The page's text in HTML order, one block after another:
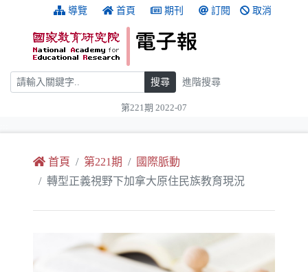
跳到主要內容 導覽 首頁 期刊 訂閱 取消
搜尋 搜尋 進階搜尋
第221期 2022-07
首頁 第221期
國際脈動
轉型正義視野下加拿大原住民族教育現況